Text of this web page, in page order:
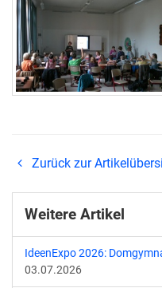
Zurück zur
Weitere Artikel
IdeenExpo 2026:
03.07.2026